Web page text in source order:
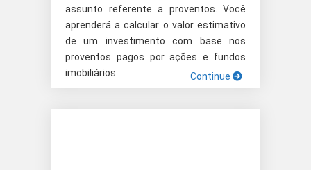
assunto referente a proventos. Você
aprenderá a calcular o valor estimativo
de um investimento com base nos
proventos pagos por ações e fundos
imobiliários.
Continue